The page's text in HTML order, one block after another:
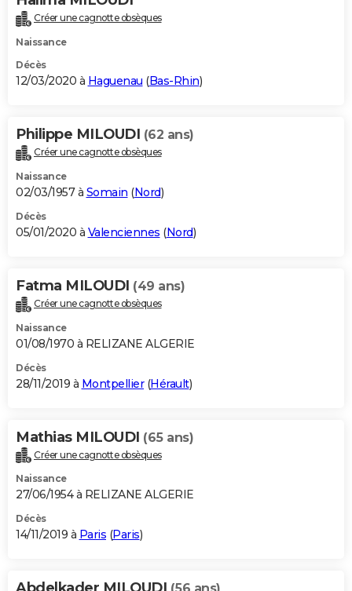
Créer une cagnotte obsèques
Naissance
Décès
12/03/2020 à Haguenau (Bas-Rhin)
Philippe MILOUDI (62 ans)
Créer une cagnotte obsèques
Naissance
02/03/1957 à Somain (Nord)
Décès
05/01/2020 à Valenciennes (Nord)
Fatma MILOUDI (49 ans)
Créer une cagnotte obsèques
Naissance
01/08/1970 à RELIZANE ALGERIE
Décès
28/11/2019 à Montpellier(Hérault)
Mathias MILOUDI (65 ans)
Créer une cagnotte obsèques
Naissance
27/06/1954 à RELIZANE ALGERIE
Décès
14/11/2019 à Paris (Paris)